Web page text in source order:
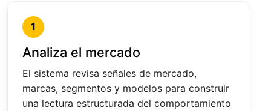
1
Analiza el mercado
El sistema revisa señales de mercado,
marcas, segmentos y modelos para construir
una lectura estructurada del comportamiento